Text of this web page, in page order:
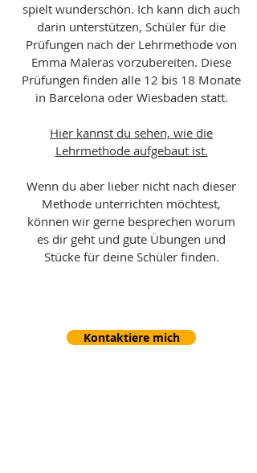
spielt wunderschön. Ich kann dich auch
darin unterstützen, Schüler für die
Prüfungen nach der Lehrmethode von
Emma Maleras vorzubereiten. Diese
Prüfungen finden alle 12 bis 18 Monate
in Barcelona oder Wiesbaden statt.
Hier kannst du sehen, wie die
Lehrmethode aufgebaut ist.
Wenn du aber lieber nicht nach dieser
Methode unterrichten möchtest,
können wir gerne besprechen worum
es dir geht und gute Übungen und
Stücke für deine Schüler finden.
Kontaktiere mich